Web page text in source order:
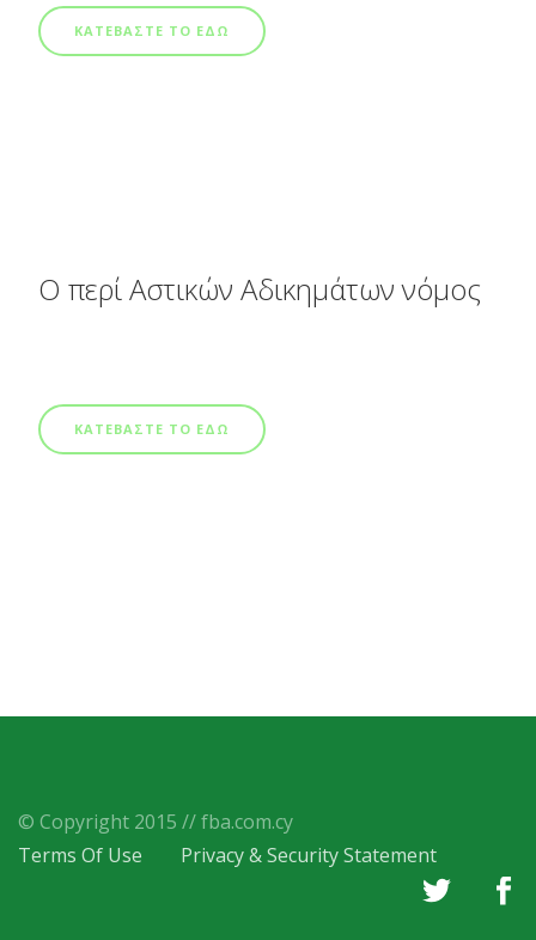
ΚΑΤΕΒΑΣΤΕ ΤΟ ΕΔΩ
Ο περί Αστικών Αδικημάτων νόμος
ΚΑΤΕΒΑΣΤΕ ΤΟ ΕΔΩ
© Copyright 2015 // fba.com.cy
Terms Of Use
Privacy & Security Statement